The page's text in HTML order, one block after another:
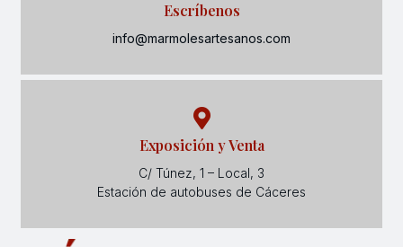
Escríbenos
info@marmolesartesanos.com
Exposición y Venta
C/ Túnez, 1 – Local, 3
Estación de autobuses de Cáceres